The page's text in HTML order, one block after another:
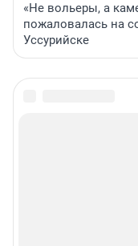
«Не вольеры, а
пожаловалась на
Уссурийске